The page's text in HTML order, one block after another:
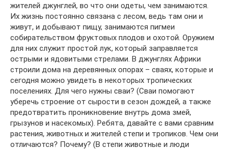
жителей джунглей, во что они одеты, чем занимаются.
Их жизнь постоянно связана с лесом, ведь там они и
живут, и добывают пищу, занимаются пигмеи
собирательством фруктовых плодов и охотой. Оружием
для них служит простой лук, который заправляется
острыми и ядовитыми стрелами. В джунглях Африки
строили дома на деревянных опорах – сваях, которые и
сегодня можно увидеть в некоторых тропических
поселениях. Для чего нужны сваи? (Сваи помогают
уберечь строение от сырости в сезон дождей, а также
предотвратить проникновение внутрь дома змей,
грызунов и насекомых). Ребята, давайте с вами сравним
растения, животных и жителей степи и тропиков. Чем они
отличаются? Почему? (В степи животные и люди